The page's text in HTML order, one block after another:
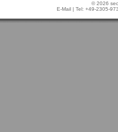
© 2026
E-Mail | Tel: +49-2305-